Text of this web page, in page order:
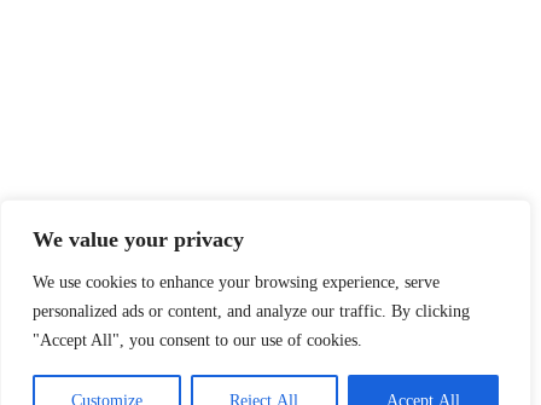
We value your privacy
We use cookies to enhance your browsing experience, serve
personalized ads or content, and analyze our traffic. By clicking
"Accept All", you consent to our use of cookies.
Customize Reject All Accept All